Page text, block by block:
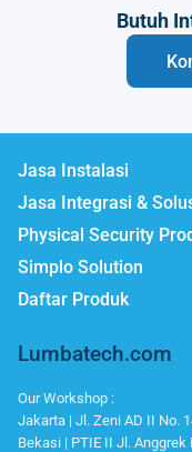
Butuh
Jasa Instalasi
Jasa Integrasi &
Physical Security
Simplo Solution
Daftar Produk
Lumbatech.com
Our Workshop :
Jakarta | Jl. Zeni AD II No.
Bekasi | PTIE II Jl.